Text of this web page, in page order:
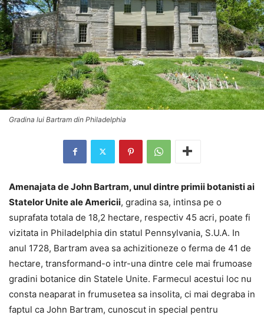
Gradina lui Bartram din Philadelphia
Amenajata de John Bartram, unul dintre primii botanisti ai
Statelor Unite ale Americii, gradina sa, intinsa pe o
suprafata totala de 18,2 hectare, respectiv 45 acri, poate fi
vizitata in Philadelphia din statul Pennsylvania, S.U.A. In
anul 1728, Bartram avea sa achizitioneze o ferma de 41 de
hectare, transformand-o intr-una dintre cele mai frumoase
gradini botanice din Statele Unite. Farmecul acestui loc nu
consta neaparat in frumusetea sa insolita, ci mai degraba in
faptul ca John Bartram, cunoscut in special pentru